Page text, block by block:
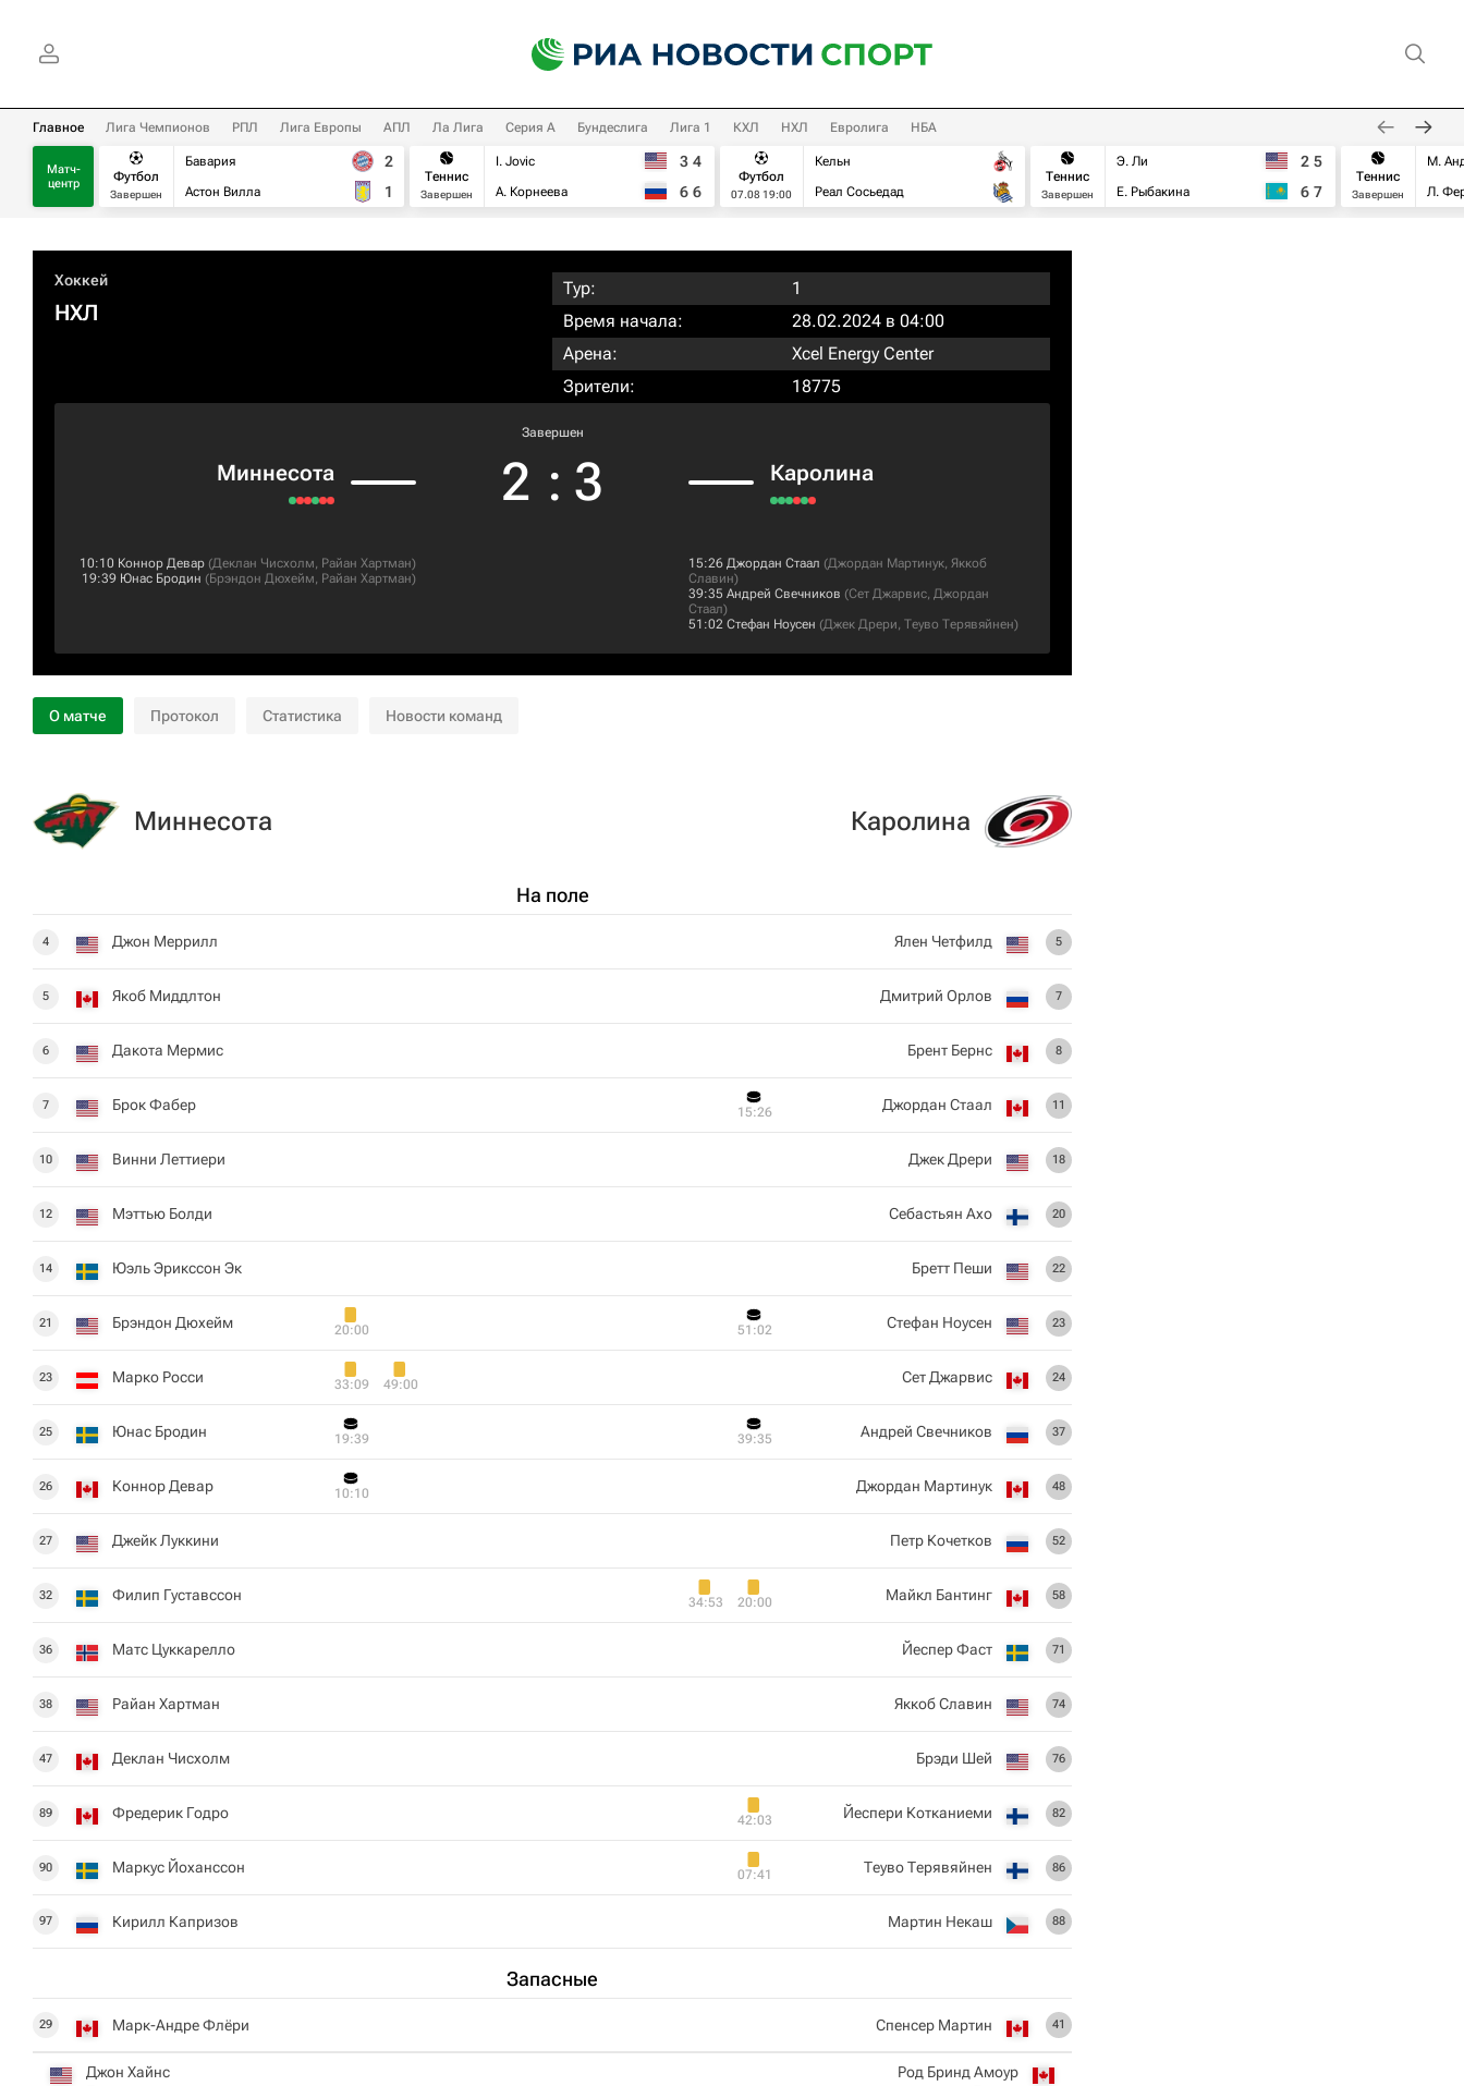
Главное Лига Чемпионов РПЛ Лига Европы АПЛ Ла Лига Серия А Бундеслига Лига 1 КХЛ НХЛ Евролига НБА
Матч-
центр
Футбол
Завершен
Бавария
Астон Вилла
2
1
Теннис
Завершен
I. Jovic
А. Корнеева
3 4
6 6
Футбол
07.08 19:00
Кельн
Реал Сосьедад
Теннис
Завершен
Э. Ли
Е. Рыбакина
2 5
6 7
Теннис
Завершен
М.
Л.
Хоккей
НХЛ
Тур:
1
Время начала:
28.02.2024 в 04:00
Арена:
Xcel Energy Center
Зрители:
18775
Миннесота
Завершен
2 : 3 Каролина
10:10 Коннор Девар (Деклан Чисхолм, Райан Хартман)
19:39 Юнас Бродин (Брэндон Дюхейм, Райан Хартман)
15:26 Джордан Стаал (Джордан Мартинук, Яккоб
Славин)
39:35 Андрей Свечников (Сет Джарвис, Джордан
Стаал)
51:02 Стефан Ноусен (Джек Дрери, Теуво Терявяйнен)
О матче Протокол Статистика Новости команд
Миннесота
На поле
4 Джон Меррилл
5 Якоб Миддлтон
6 Дакота Мермис
7 Брок Фабер
10 Винни Леттиери
12 Мэттью Болди
14 Юэль Эрикссон Эк
21 Брэндон Дюхейм 20:00
23 Марко Росси 33:09 49:00
25 Юнас Бродин 19:39
26 Коннор Девар 10:10
27 Джейк Луккини
32 Филип Густавссон
36 Матс Цуккарелло
38 Райан Хартман
47 Деклан Чисхолм
89 Фредерик Годро
90 Маркус Йоханссон
97 Кирилл Капризов
Запасные
29 Марк-Андре Флёри
Джон Хайнс
Каролина
5
Ялен Четфилд
7
Дмитрий Орлов
8
Брент Бернс
11
Джордан Стаал
15:26
18
Джек Дрери
20
Себастьян Ахо
22
Бретт Пеши
23
Стефан Ноусен
51:02
24
Сет Джарвис
37
Андрей Свечников
39:35
48
Джордан Мартинук
52
Петр Кочетков
58
Майкл Бантинг
20:00
34:53
71
Йеспер Фаст
74
Яккоб Славин
76
Брэди Шей
82
Йеспери Котканиеми
42:03
86
Теуво Терявяйнен
07:41
88
Мартин Некаш
41
Спенсер Мартин
Род Бринд Амоур